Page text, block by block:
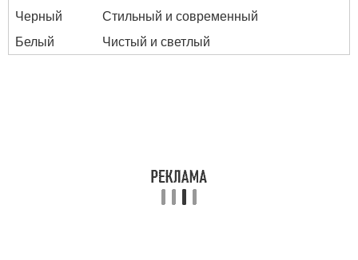
Черный
Стильный и современный
Белый
Чистый и светлый